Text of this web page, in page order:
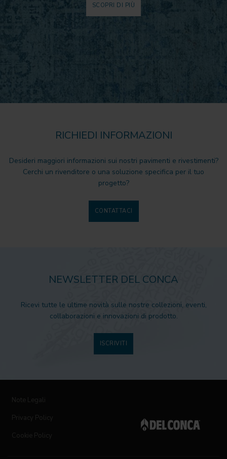
SCOPRI DI PIÙ
RICHIEDI INFORMAZIONI
Desideri maggiori informazioni sui nostri pavimenti e rivestimenti?
Cerchi un rivenditore o una soluzione specifica per il tuo
progetto?
CONTATTACI
NEWSLETTER DEL CONCA
Ricevi tutte le ultime novità sulle nostre collezioni, eventi,
collaborazioni e innovazioni di prodotto.
ISCRIVITI
Note Legali
Privacy Policy
Cookie Policy